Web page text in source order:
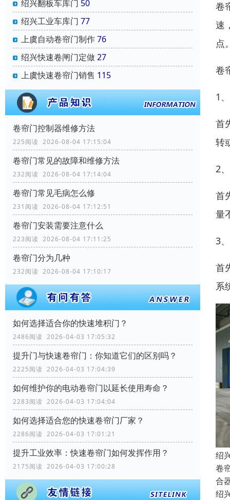
绍兴翻板车库门 50
绍兴工业车库门 77
上虞自动卷帘门制作76
绍兴快速卷闸门定做27
上虞快速卷帘门销售 115
卷帘门控制器维修方法
225阅读 2026-08-04 17:15:04
卷帘门常见的故障和维修方法
232阅读 2026-08-04 17:14:04
卷帘门常见毛病怎么修
231阅读 2026-08-04 17:12:51
卷帘门安装需要注意什么
223阅读 2026-08-04 17:11:25
卷帘门分为几种
232阅读 2026-08-04 17:10:17
如何选择适合你的快速堆积门？
2486阅读 2026-04-03 17:05:32
提升门与快速卷帘门：你知道它们的区别吗？
2225阅读 2026-04-03 17:04:39
如何维护你的电动卷帘门以延长使用寿命？
2283阅读 2026-04-03 17:04:04
如何选择适合您的快速卷帘门厂家？
2286阅读 2026-04-03 17:01:21
提升工业效率：快速卷帘门如何发挥作用？
2175阅读 2026-04-03 17:00:28
卷
速
点
卷
1
首
转
2
首
量
3
首
系
绍
卷
合
绍